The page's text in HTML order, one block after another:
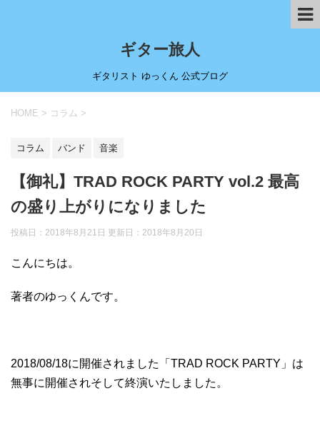
ギター旅人
ギタリスト ゆっくん 公式ブログ
HOME > コラム >
コラム バンド 音楽
【御礼】TRAD ROCK PARTY vol.2 最高
の盛り上がりになりました
投稿日：2018年8月21日 更新日： 2018年8月20日
こんにちは。
著者のゆっくんです。
2018/08/18に開催されました「TRAD ROCK PARTY」は
無事に開催されそして終演いたしました。